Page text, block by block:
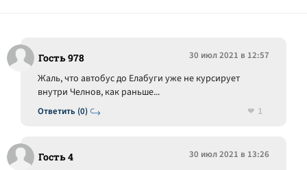
Гость 978 30 июл 2021 в 12:57
Ответить (0)
Жаль, что автобус до Елабуги уже не курсирует
внутри Челнов, как раньше...
1
Гость 4 30 июл 2021 в 13:26